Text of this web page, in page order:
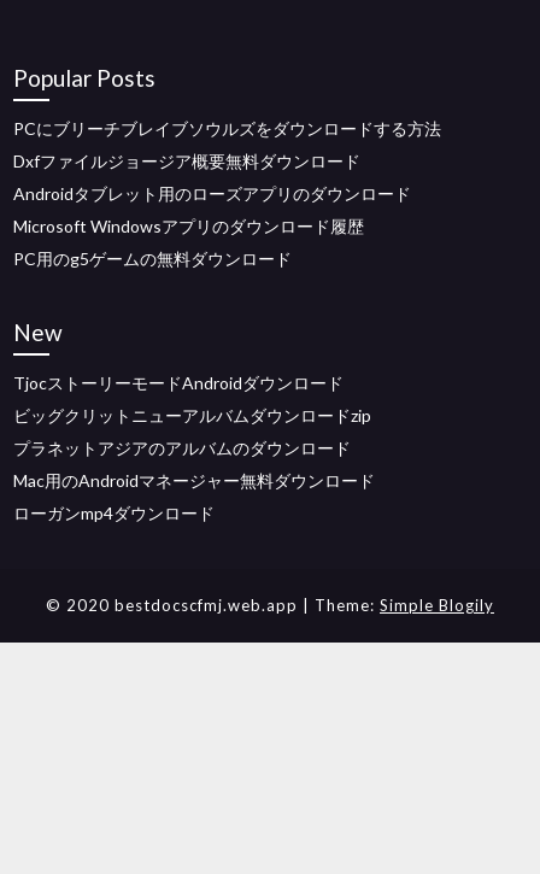
Popular Posts
PCにブリーチブレイブソウルズをダウンロードする方法
Dxfファイルジョージア概要無料ダウンロード
Androidタブレット用のローズアプリのダウンロード
Microsoft Windowsアプリのダウンロード履歴
PC用のg5ゲームの無料ダウンロード
New
TjocストーリーモードAndroidダウンロード
ビッグクリットニューアルバムダウンロードzip
プラネットアジアのアルバムのダウンロード
Mac用のAndroidマネージャー無料ダウンロード
ローガンmp4ダウンロード
© 2020 bestdocscfmj.web.app | Theme: Simple Blogily